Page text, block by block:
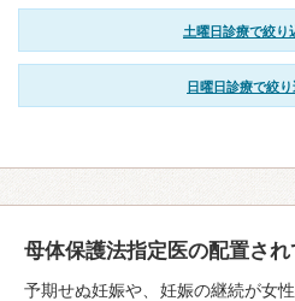
土曜日診療で絞り
日曜日診療で絞
母体保護法指定医の配置さ
予期せぬ妊娠や、妊娠の継続が女